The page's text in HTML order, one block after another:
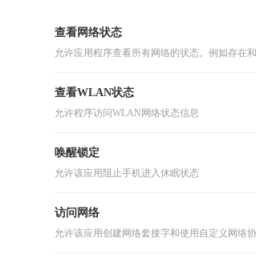
查看网络状态
允许应用程序查看所有网络的状态。例如存在
查看WLAN状态
允许程序访问WLAN网络状态信息
唤醒锁定
允许该应用阻止手机进入休眠状态
访问网络
允许该应用创建网络套接字和使用自定义网络